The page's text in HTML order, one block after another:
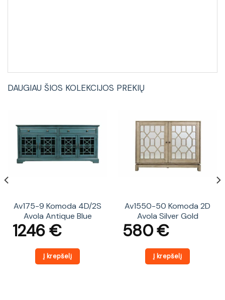
DAUGIAU ŠIOS KOLEKCIJOS PREKIŲ
Av175-9 Komoda 4D/2S
Avola Antique Blue
1246€
Į krepšelį
Av1550-50 Komoda 2D
Avola Silver Gold
580€
Į krepšelį